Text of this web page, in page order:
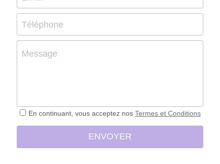
Téléphone
Message
En continuant, vous acceptez nos Termes et Conditions
ENVOYER